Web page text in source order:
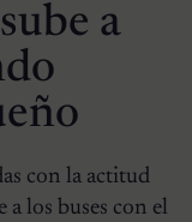
a
con la actitud
a los buses con el